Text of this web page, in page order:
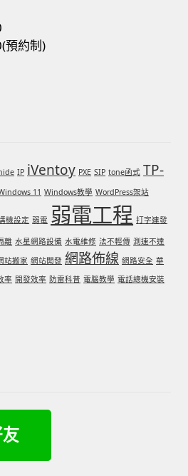
預約制)
IP iVentoy PXE SIP tone函式 TP-
11 Windows教學 WordPress架站
機設定 弱電 弱電工程 打字連發
離 水星網路設備 水電維修 法不輕傳 測速不達
站搬家 網站開發 網路佈線 網路安全 華
率 開發效率 防雷科普 電腦教學 電話總機安裝